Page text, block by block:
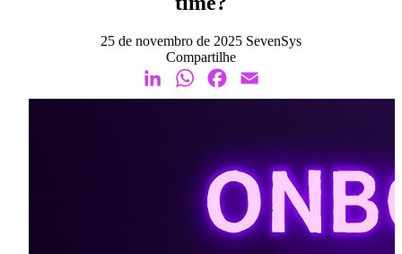
25 de novembro de 2025 SevenSys
Compartilhe
LinkedInWhatsAppFacebook